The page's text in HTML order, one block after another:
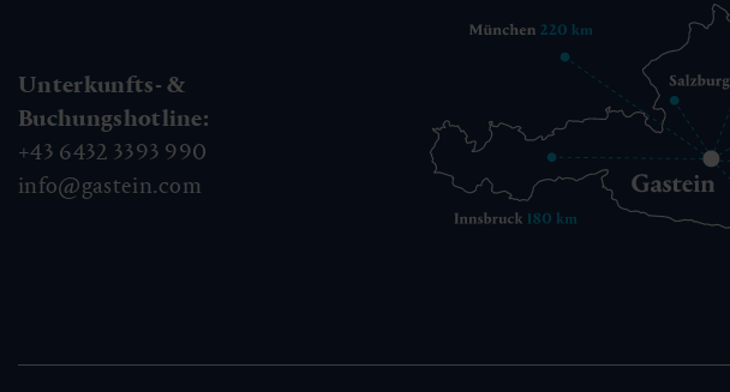
Unterkunfts- &
Buchungshotline:
+43 6432 3393 990
info@gastein.com